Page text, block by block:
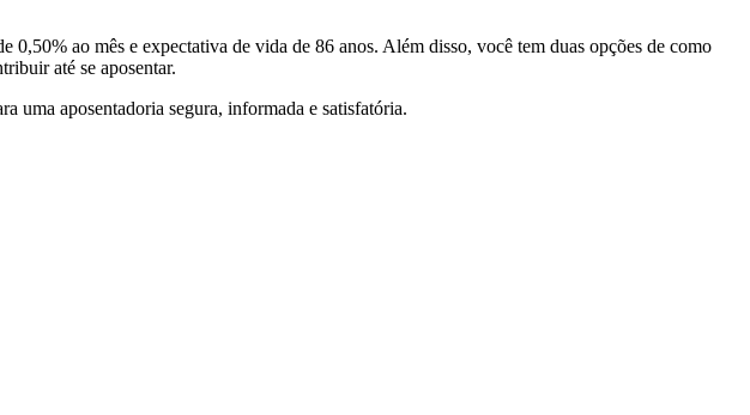
ao mês e expectativa de vida de 86 anos. Além disso, você tem duas opções de como
até se aposentar.
uma aposentadoria segura, informada e satisfatória.